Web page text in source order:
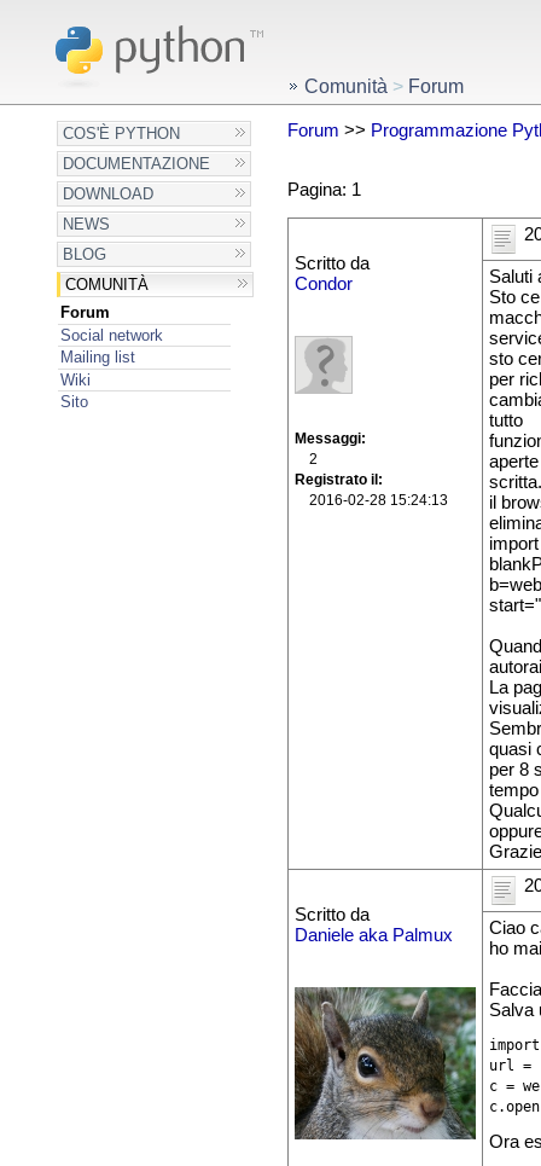
COS'È PYTHON
DOCUMENTAZIONE
DOWNLOAD
NEWS
BLOG
COMUNITÀ
Forum
Social network
Mailing list
Wiki
Sito
Comunità > Forum
Forum >> Programmazione
Pagina: 1
Scritto da
Condor
Messaggi
2
Registrato il
2016-02-28 15:24:13
Saluti
Sto
sto
per
tutto
scritta.
il
La
quasi
per 8
Grazie
Scritto da
Daniele aka Palmux
Ciao
ho
Salva
import
url =
c =
Ora